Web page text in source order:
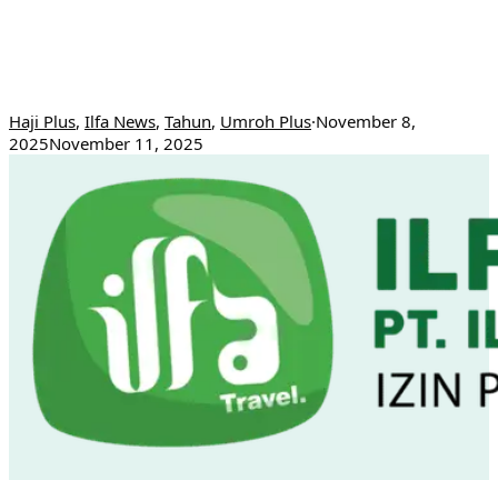
Haji Plus, Ilfa News, Tahun, Umroh Plus·November 8,
2025November 11, 2025